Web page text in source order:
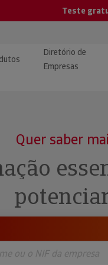
Teste
de Créditos
Diretório de
Empresas
Quer saber